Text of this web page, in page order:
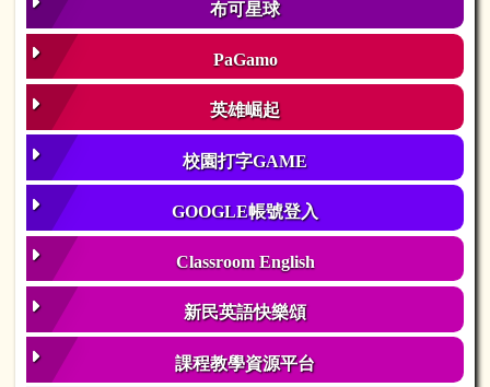
布可星球
PaGamo
英雄崛起
校園打字GAME
GOOGLE帳號登入
Classroom English
新民英語快樂頌
課程教學資源平台